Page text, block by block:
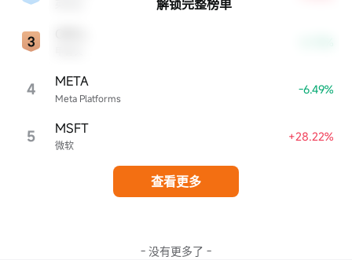
4 Meta Platforms
META -6.49%
5 微软
MSFT +28.22%
解锁完整榜单
查看更多
- 没有更多了 -